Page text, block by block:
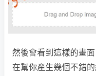
然後會看到這樣的畫
在幫你產生幾個不錯的